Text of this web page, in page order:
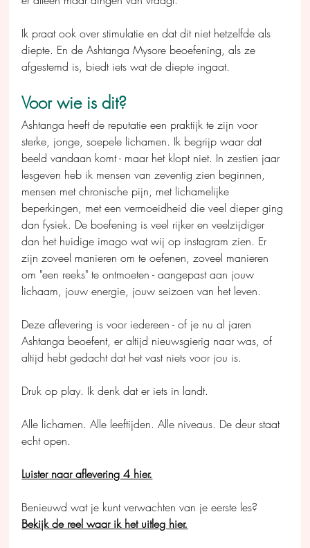
Ik praat ook over stimulatie en dat dit niet hetzelfde als
diepte. En de Ashtanga Mysore beoefening, als ze
afgestemd is, biedt iets wat de diepte ingaat.
Voor wie is dit?
Ashtanga heeft de reputatie een praktijk te zijn voor
sterke, jonge, soepele lichamen. Ik begrijp waar dat
beeld vandaan komt - maar het klopt niet. In zestien jaar
lesgeven heb ik mensen van zeventig zien beginnen,
mensen met chronische pijn, met lichamelijke
beperkingen, met een vermoeidheid die veel dieper ging
dan fysiek. De boefening is veel rijker en veelzijdiger
dan het huidige imago wat wij op instagram zien. Er
zijn zoveel manieren om te oefenen, zoveel manieren
om "een reeks" te ontmoeten - aangepast aan jouw
lichaam, jouw energie, jouw seizoen van het leven.
Deze aflevering is voor iedereen - of je nu al jaren
Ashtanga beoefent, er altijd nieuwsgierig naar was, of
altijd hebt gedacht dat het vast niets voor jou is.
Druk op play. Ik denk dat er iets in landt.
Alle lichamen. Alle leeftijden. Alle niveaus. De deur staat
echt open.
Luister naar aflevering 4 hier.
Benieuwd wat je kunt verwachten van je eerste les?
Bekijk de reel waar ik het uitleg hier.